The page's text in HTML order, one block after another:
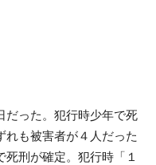
だった。犯行時少年で死
も被害者が４人だった
刑が確定。犯行時「１